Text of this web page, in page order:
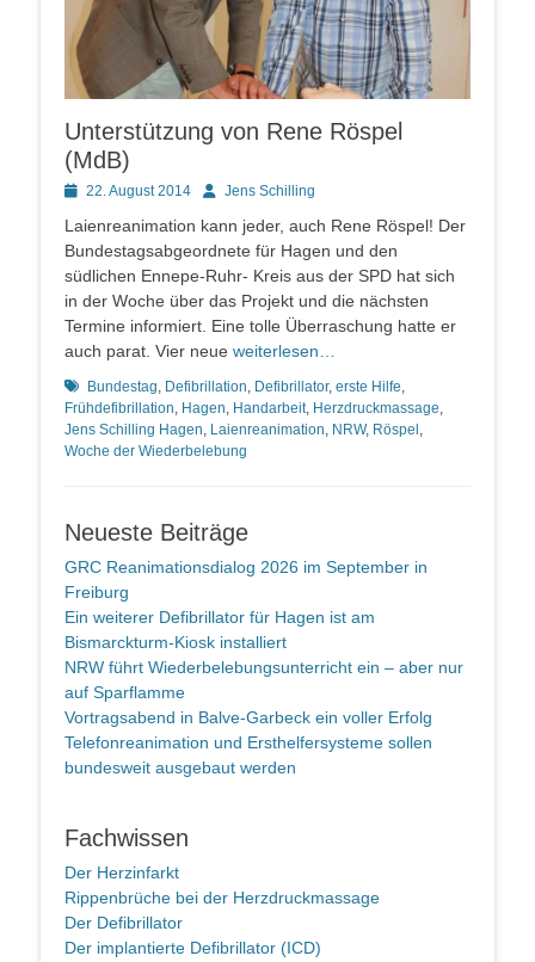
Unterstützung von Rene Röspel
(MdB)
Posted22. August 2014 AutorJens Schilling
Laienreanimation kann jeder, auch Rene Röspel! Der
Bundestagsabgeordnete für Hagen und den
südlichen Ennepe-Ruhr- Kreis aus der SPD hat sich
in der Woche über das Projekt und die nächsten
Termine informiert. Eine tolle Überraschung hatte er
auch parat. Vier neue weiterlesen…
Schlagworte
Bundestag, Defibrillation, Defibrillator, erste Hilfe,
Frühdefibrillation, Hagen, Handarbeit, Herzdruckmassage,
Jens Schilling Hagen, Laienreanimation, NRW, Röspel ,
Woche der Wiederbelebung
Neueste Beiträge
GRC Reanimationsdialog 2026 im September in
Freiburg
Ein weiterer Defibrillator für Hagen ist am
Bismarckturm-Kiosk installiert
NRW führt Wiederbelebungsunterricht ein – aber nur
auf Sparflamme
Vortragsabend in Balve-Garbeck ein voller Erfolg
Telefonreanimation und Ersthelfersysteme sollen
bundesweit ausgebaut werden
Fachwissen
Der Herzinfarkt
Rippenbrüche bei der Herzdruckmassage
Der Defibrillator
Der implantierte Defibrillator (ICD)